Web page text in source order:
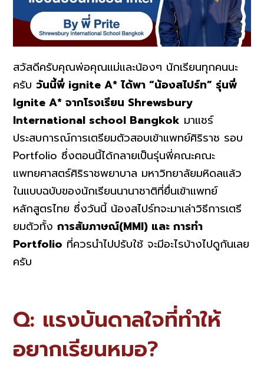
สวัสดีครับคุณพ่อคุณแม่และน้องๆ นักเรียนทุกคนนะ
ครับ วันนี้พี่ ignite A* ได้พา “น้องสไปร์ท” รุ่นพี่
Ignite A* จากโรงเรียน Shrewsbury
International school Bangkok มาแชร์
ประสบการณ์การเตรียมตัวสอบเข้าแพทย์ศิริราช รอบ
Portfolio ซึ่งตอนนี้ได้กลายเป็นรุ่นพี่คณะคณะ
แพทยศาสตร์ศิริราชพยาบาล มหาวิทยาลัยมหิดลแล้ว
ในแบบฉบับของนักเรียนนานาชาติที่ยื่นเข้าแพทย์
หลักสูตรไทย ซึ่งวันนี้ น้องสไปร์ทจะมาเล่าวิธีการเตรี
ยมตัวทั้งการสัมภาษณ์(MMI) และ การทำ
Portfolio ที่ควรนำไปปรับใช้ จะมีอะไรบ้างไปดูกันเลย
ครับ
Q: แรงบันดาลใจที่ทำให้
อยากเรียนหมอ?